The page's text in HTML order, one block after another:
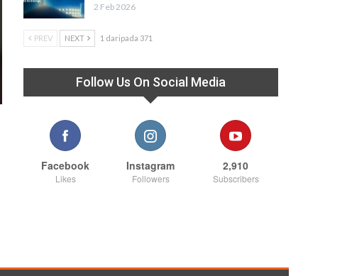
2 Feb 2026
PREV NEXT 1 daripada 371
Follow Us On Social Media
Facebook
Likes
Instagram
Followers
2,910
Subscribers